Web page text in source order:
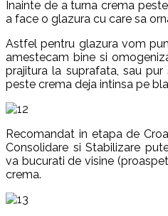
Inainte de a turna crema
a face o glazura cu care sa
Astfel pentru glazura vom
amestecam bine si
prajitura la suprafata, sau
peste crema deja intinsa pe
Recomandat in etapa de
Consolidare si Stabilizare
va bucurati de visine
crema.